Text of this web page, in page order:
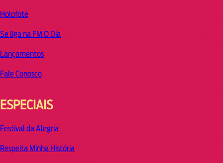
Holofote
Se liga na FM O Dia
Lançamentos
Fale Conosco
ESPECIAIS
Festival da Alegria
Respeita Minha História